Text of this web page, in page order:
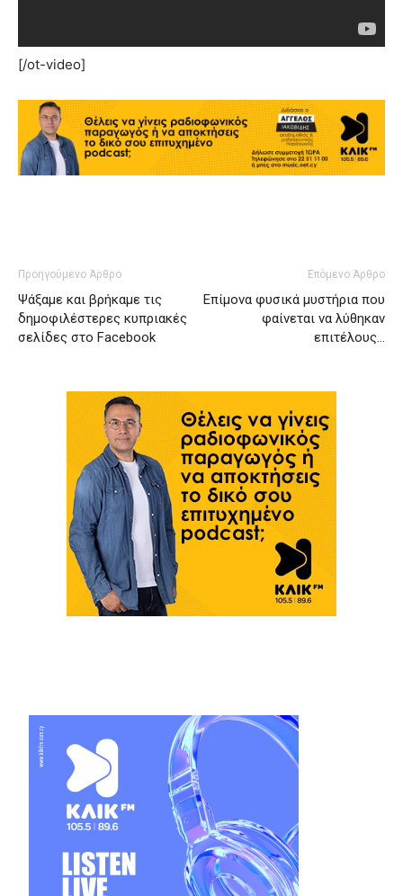
[/ot-video]
Προηγούμενο Άρθρο
Ψάξαμε και βρήκαμε τις
δημοφιλέστερες κυπριακές
σελίδες στο Facebook
Επόμενο Άρθρο
Επίμονα φυσικά μυστήρια που
φαίνεται να λύθηκαν
επιτέλους…